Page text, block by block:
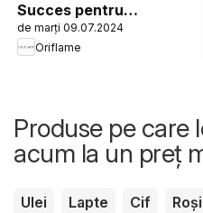
Succes pentru
Partenerul de Brand
de marți 09.07.2024
Oriflame
Produse pe care
acum la un preț
Ulei Lapte Cif